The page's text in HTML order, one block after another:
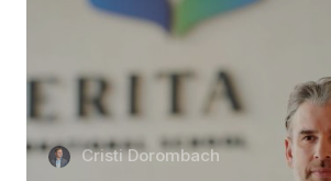
Cristi Dorombach